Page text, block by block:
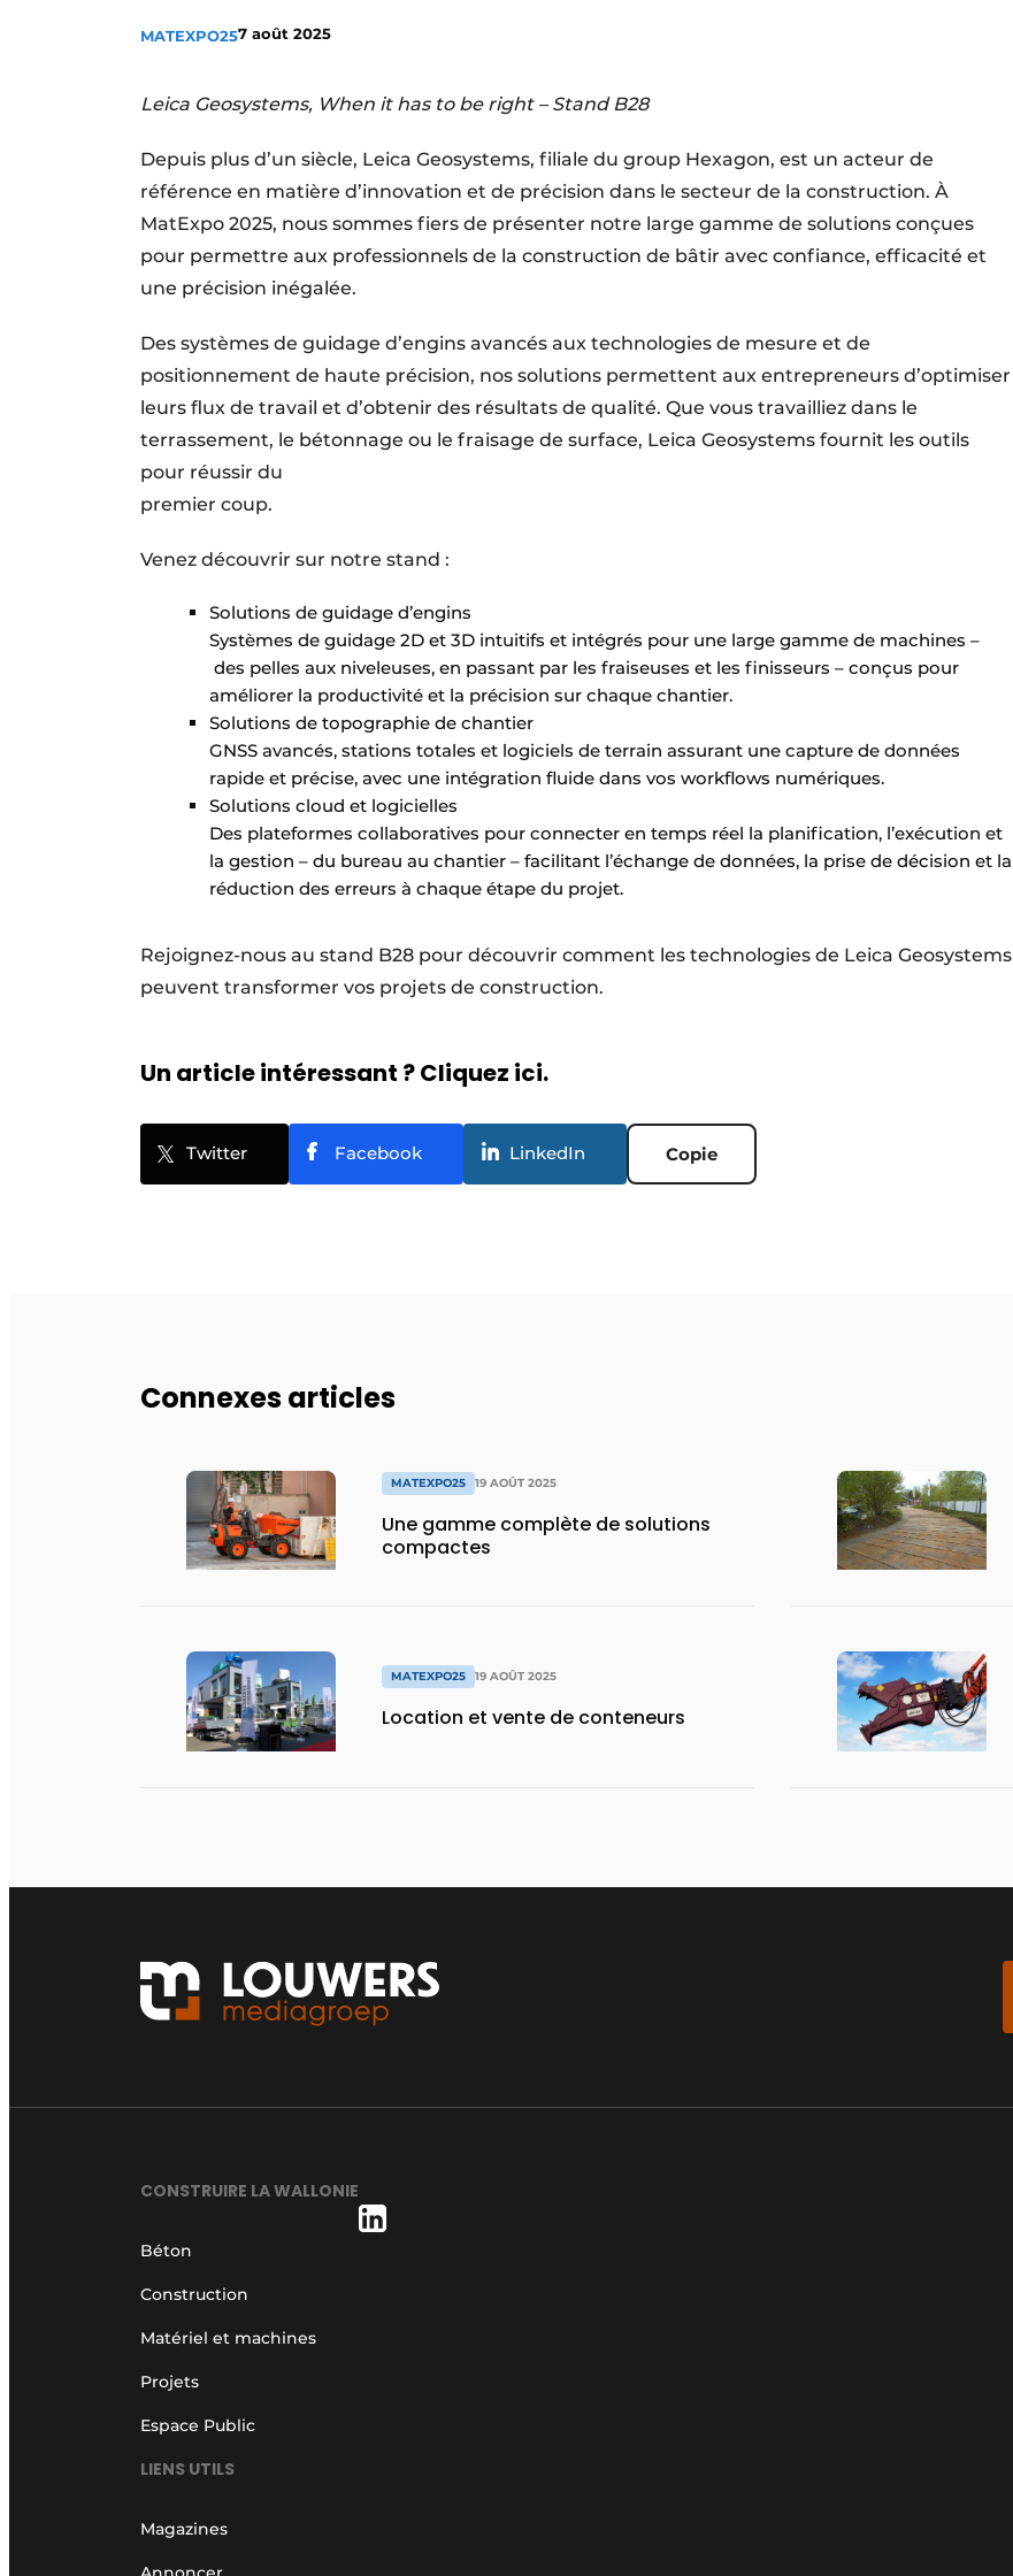
Termes et conditions
MATEXPO257 août 2025
Leica Geosystems, When it has to be right – Stand B28
Depuis plus d’un siècle, Leica Geosystems, filiale du group Hexagon, est un acteur de
référence en matière d’innovation et de précision dans le secteur de la construction. À
MatExpo 2025, nous sommes fiers de présenter notre large gamme de solutions conçues
pour permettre aux professionnels de la construction de bâtir avec confiance, efficacité et
une précision inégalée.
Des systèmes de guidage d’engins avancés aux technologies de mesure et de
positionnement de haute précision, nos solutions permettent aux entrepreneurs d’optimiser
leurs flux de travail et d’obtenir des résultats de qualité. Que vous travailliez dans le
terrassement, le bétonnage ou le fraisage de surface, Leica Geosystems fournit les outils
pour réussir du
premier coup.
Venez découvrir sur notre stand :
Solutions de guidage d’engins
Systèmes de guidage 2D et 3D intuitifs et intégrés pour une large gamme de machines –
des pelles aux niveleuses, en passant par les fraiseuses et les finisseurs – conçus pour
améliorer la productivité et la précision sur chaque chantier.
Solutions de topographie de chantier
GNSS avancés, stations totales et logiciels de terrain assurant une capture de données
rapide et précise, avec une intégration fluide dans vos workflows numériques.
Solutions cloud et logicielles
Des plateformes collaboratives pour connecter en temps réel la planification, l’exécution et
la gestion – du bureau au chantier – facilitant l’échange de données, la prise de décision et la
réduction des erreurs à chaque étape du projet.
Rejoignez-nous au stand B28 pour découvrir comment les technologies de Leica Geosystems
peuvent transformer vos projets de construction.
Un article intéressant ? Cliquez ici.
Twitter Facebook LinkedIn Copie
Connexes articles
MATEXPO25 19 AOÛT 2025
Une gamme complète de solutions
compactes
MATEXPO25 19 AOÛT 2025
Location et vente de conteneurs
CONSTRUIRE LA WALLONIE
Béton
Construction
Matériel et machines
Projets
Espace Public
LIENS UTILS
Magazines